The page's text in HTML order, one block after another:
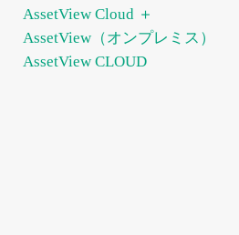
AssetView Cloud ＋
AssetView（オンプレミス）
AssetView CLOUD